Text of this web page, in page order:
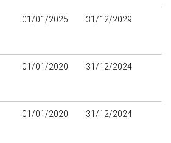
01/01/2025 31/12/2029
01/01/2020 31/12/2024
01/01/2020 31/12/2024